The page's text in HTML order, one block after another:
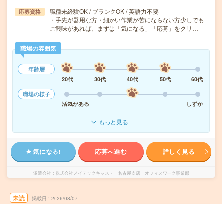
応募資格
職種未経験OK / ブランクOK / 英語力不要
・手先が器用な方・細かい作業が苦にならない方少しでも
ご興味があれば、まずは「気になる」「応募」をクリ…
職場の雰囲気
年齢層
20代
30代 40代 50代
60代
職場の様子
活気がある
しずか
もっと見る
気になる! 応募へ進む 詳しく見る
派遣会社 株式会社メイテックキャスト 名古屋支店 オフィスワーク事業部
未読 掲載日 2026/08/07